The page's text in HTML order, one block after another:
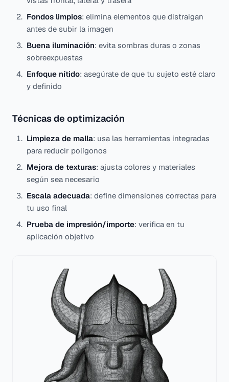
Fondos limpios: elimina elementos que distraigan
antes de subir la imagen
Buena iluminación: evita sombras duras o zonas
sobreexpuestas
Enfoque nítido: asegúrate de que tu sujeto esté claro
y definido
Técnicas de optimización
Limpieza de malla: usa las herramientas integradas
para reducir polígonos
Mejora de texturas: ajusta colores y materiales
según sea necesario
Escala adecuada: define dimensiones correctas para
tu uso final
Prueba de impresión/importe: verifica en tu
aplicación objetivo